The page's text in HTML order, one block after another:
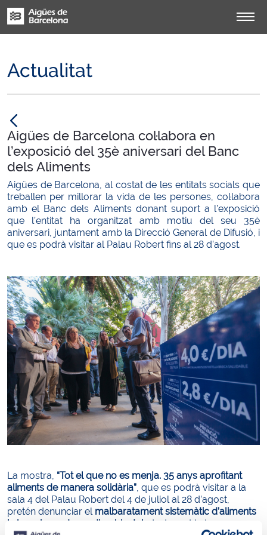
Actualitat
Aigües de Barcelona col·labora en
l’exposició del 35è aniversari del Banc
dels Aliments
Aigües de Barcelona, al costat de les entitats socials que
treballen per millorar la vida de les persones, col·labora
amb el Banc dels Aliments donant suport a l’exposició
que l’entitat ha organitzat amb motiu del seu 35è
aniversari, juntament amb la Direcció General de Difusió, i
que es podrà visitar al Palau Robert fins al 28 d’agost.
La mostra, “Tot el que no es menja. 35 anys aprofitant
aliments de manera solidària” , que es podrà visitar a la
sala 4 del Palau Robert del 4 de juliol al 28 d’agost,
pretén denunciar el malbaratament sistemàtic d’aliments
i el seu impacte mediambiental , destacant la tasca